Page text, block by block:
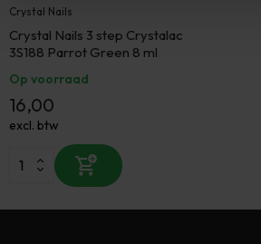
Crystal Nails
Crystal Nails 3 step Crystalac
3S188 Parrot Green 8 ml
Op voorraad
16,00
excl. btw